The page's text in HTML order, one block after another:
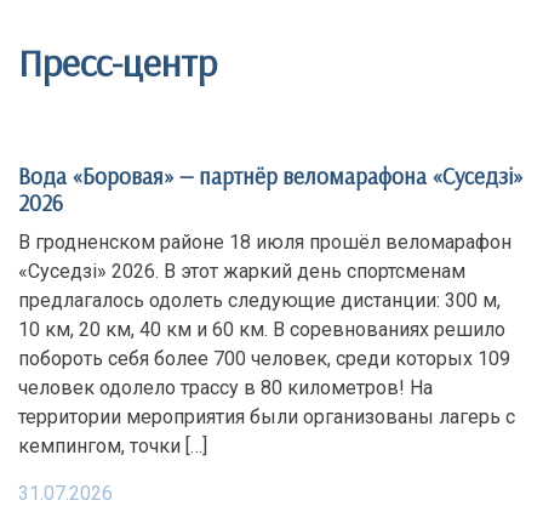
Пресс-центр
Вода «Боровая» — партнёр веломарафона «Суседзi»
2026
В гродненском районе 18 июля прошёл веломарафон
«Суседзi» 2026. В этот жаркий день спортсменам
предлагалось одолеть следующие дистанции: 300 м,
10 км, 20 км, 40 км и 60 км. В соревнованиях решило
побороть себя более 700 человек, среди которых 109
человек одолело трассу в 80 километров! На
территории мероприятия были организованы лагерь с
кемпингом, точки […]
31.07.2026